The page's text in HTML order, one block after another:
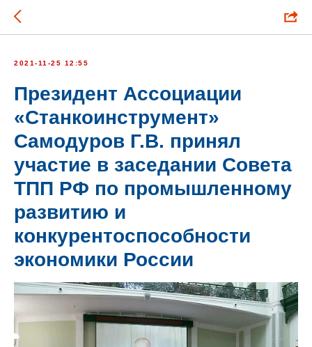
2021-11-25 12:55
Президент Ассоциации
«Станкоинструмент»
Самодуров Г.В. принял
участие в заседании Совета
ТПП РФ по промышленному
развитию и
конкурентоспособности
экономики России